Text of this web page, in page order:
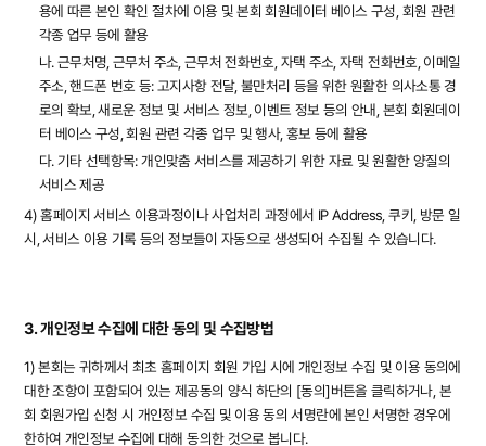
용에 따른 본인 확인 절차에 이용 및 본회 회원데이터 베이스 구성, 회원 관련
각종 업무 등에 활용
나. 근무처명, 근무처 주소, 근무처 전화번호, 자택 주소, 자택 전화번호, 이메일
주소, 핸드폰 번호 등: 고지사항 전달, 불만처리 등을 위한 원활한 의사소통 경
로의 확보, 새로운 정보 및 서비스 정보, 이벤트 정보 등의 안내, 본회 회원데이
터 베이스 구성, 회원 관련 각종 업무 및 행사, 홍보 등에 활용
다. 기타 선택항목: 개인맞춤 서비스를 제공하기 위한 자료 및 원활한 양질의
서비스 제공
4) 홈페이지 서비스 이용과정이나 사업처리 과정에서 IP Address, 쿠키, 방문 일
시, 서비스 이용 기록 등의 정보들이 자동으로 생성되어 수집될 수 있습니다.
3. 개인정보 수집에 대한 동의 및 수집방법
1) 본회는 귀하께서 최초 홈페이지 회원 가입 시에 개인정보 수집 및 이용 동의에
대한 조항이 포함되어 있는 제공동의 양식 하단의 [동의]버튼을 클릭하거나, 본
회 회원가입 신청 시 개인정보 수집 및 이용 동의 서명란에 본인 서명한 경우에
한하여 개인정보 수집에 대해 동의한 것으로 봅니다.